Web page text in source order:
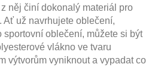
něj činí dokonalý materiál pro
Ať už navrhujete oblečení,
sportovní oblečení, můžete si být
vlákno ve tvaru
výtvorům vyniknout a vypadat co